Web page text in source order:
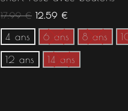
17.99€ 12.59 €
4 ans 6 ans 8 ans
12 ans 14 ans